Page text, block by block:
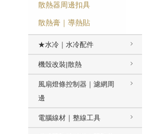
散熱器周邊扣具
散熱膏｜導熱貼
★水冷｜水冷配件
機殼改裝|散熱
風扇燈條控制器｜濾網周
邊
電腦線材｜整線工具
加購-剪刀石頭布猜拳鍵帽一盒四
入000385000289
$199